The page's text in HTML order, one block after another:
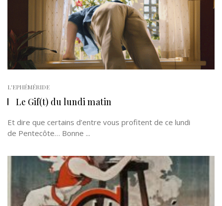
L'EPHÉMÉRIDE
Le Gif(t) du lundi matin
Et dire que certains d’entre vous profitent de ce lundi
de Pentecôte… Bonne ...